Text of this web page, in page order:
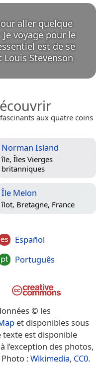
aller quelque
voyage pour le
est de se
Louis Stevenson
aux quatre coins
Norman Island
île, Îles Vierges
britanniques
Île Melon
îlot, Bretagne, France
Español
Português
© les
et disponibles sous
texte est disponible
l’exception des photos,
:Wikimedia, CC0.